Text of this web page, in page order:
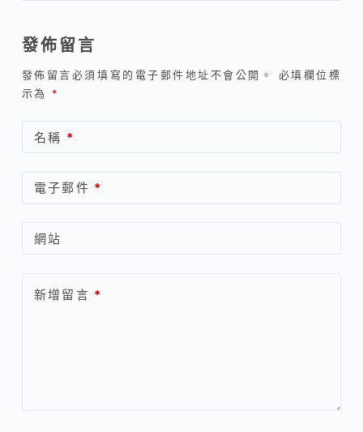
覽
發佈留言
發佈留言必須填寫的電子郵件地址不會公開。
必填欄位標
示為 *
名稱 *
電子郵件 *
網站
新增留言 *